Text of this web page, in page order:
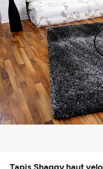
Tapis Shaggy haut